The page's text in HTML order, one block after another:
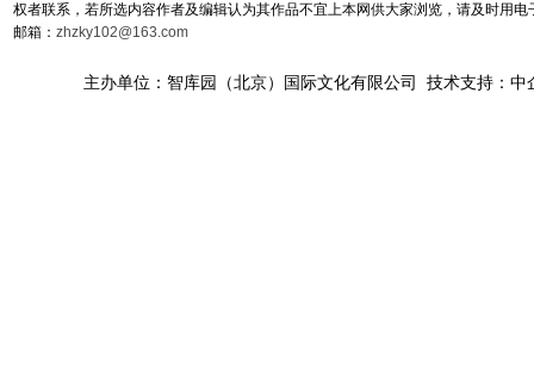
权者联系，若所选内容作者及编辑认为其作品不宜上本网供大家浏览，请及时用
邮箱： zhzky102@163.com
主办单位：智库园（北京）国际文化有限公司 技术支持：